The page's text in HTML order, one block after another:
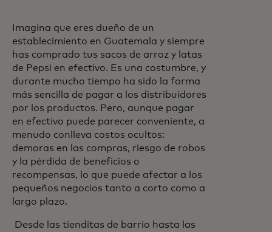
Imagina que eres dueño de un
establecimiento en Guatemala y siempre
has comprado tus sacos de arroz y latas
de Pepsi en efectivo. Es una costumbre, y
durante mucho tiempo ha sido la forma
más sencilla de pagar a los distribuidores
por los productos. Pero, aunque pagar
en efectivo puede parecer conveniente, a
menudo conlleva costos ocultos:
demoras en las compras, riesgo de robos
y la pérdida de beneficios o
recompensas, lo que puede afectar a los
pequeños negocios tanto a corto como a
largo plazo.
Desde las tienditas de barrio hasta las